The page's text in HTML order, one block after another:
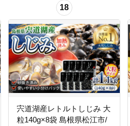
18
宍道湖産レトルトしじみ 大
粒140g×8袋 島根県松江市/